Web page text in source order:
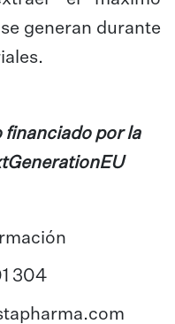
generan durante
financiado por la
304